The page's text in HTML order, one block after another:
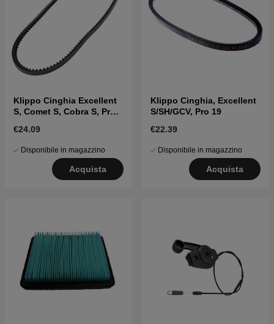
Klippo Cinghia Excellent
S, Comet S, Cobra S, Pro
€24.09
Disponibile in magazzino
Acquista
Klippo Cinghia, Excellent
S/SH/GCV, Pro 19
€22.39
Disponibile in magazzino
Acquista